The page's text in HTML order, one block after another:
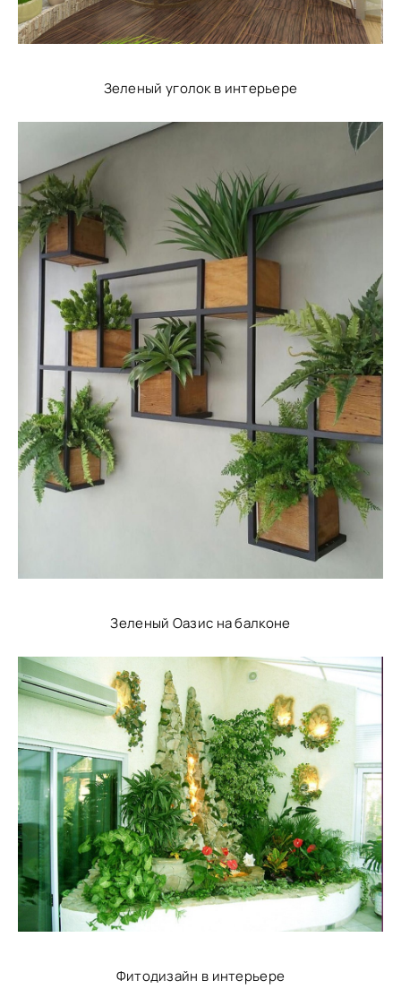
Зеленый уголок в интерьере
Зеленый Оазис на балконе
Фитодизайн в интерьере